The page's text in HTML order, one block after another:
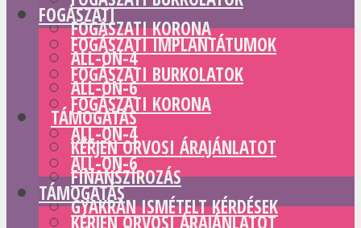
FOGÁSZATI KORONA
ALL-ON-4
ALL-ON-6
TÁMOGATÁS
KÉRJEN ORVOSI ÁRAJÁNLATOT
FINANSZÍROZÁS
GYAKRAN ISMÉTELT KÉRDÉSEK
FOGÁSZATI
FOGÁSZATI IMPLANTÁTUMOK
FOGÁSZATI BURKOLATOK
FOGÁSZATI KORONA
ALL-ON-4
ALL-ON-6
TÁMOGATÁS
KÉRJEN ORVOSI ÁRAJÁNLATOT